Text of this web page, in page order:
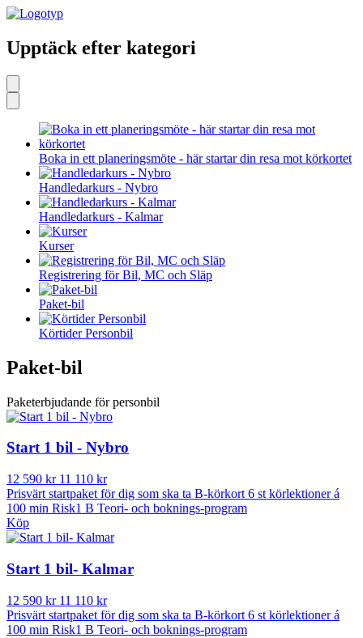
Upptäck efter kategori
Boka in ett planeringsmöte - här startar din resa mot körkortet
Handledarkurs - Nybro
Handledarkurs - Kalmar
Kurser
Registrering för Bil, MC och Släp
Paket-bil
Körtider Personbil
Paket-bil
Paketerbjudande för personbil
Start 1 bil - Nybro
12 590 kr 11 110 kr
Prisvärt startpaket för dig som ska ta B-körkort 6 st körlektioner á
100 min Risk1 B Teori- och boknings-program
Köp
Start 1 bil- Kalmar
12 590 kr 11 110 kr
Prisvärt startpaket för dig som ska ta B-körkort 6 st körlektioner á
100 min Risk1 B Teori- och boknings-program